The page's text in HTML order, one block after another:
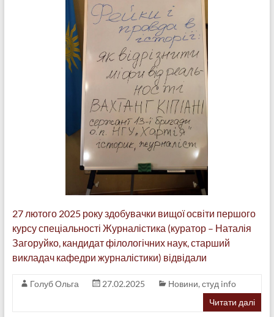
27 лютого 2025 року здобувачки вищої освіти першого
курсу спеціальності Журналістика (куратор – Наталія
Загоруйко, кандидат філологічних наук, старший
викладач кафедри журналістики) відвідали
Голуб Ольга 27.02.2025 Новини, студ info
Читати далі